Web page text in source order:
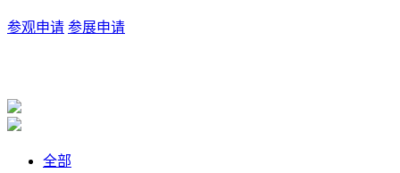
参观申请 参展申请
全部